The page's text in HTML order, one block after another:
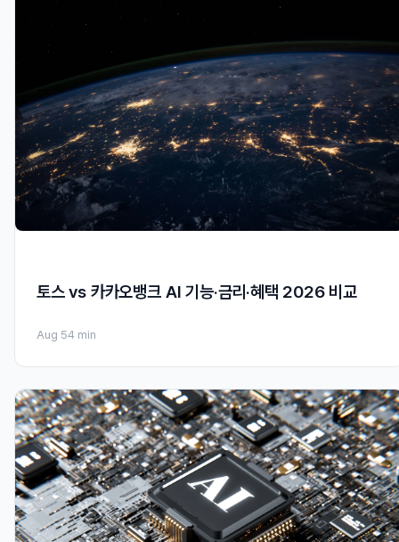
토스 vs 카카오뱅크 AI 기능·금리·혜택 2026 비교
Aug 54 min